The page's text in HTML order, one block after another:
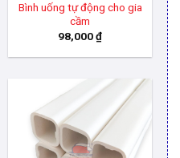
Bình uống tự động cho gia
cầm
98,000₫